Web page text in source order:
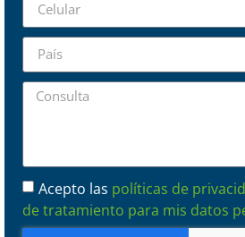
Acepto las políticas de
de tratamiento para mis datos